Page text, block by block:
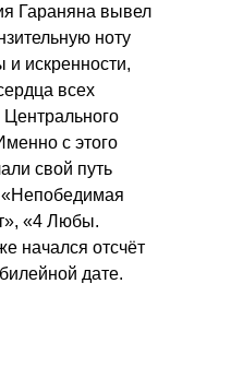
Гараняна вывел
ноту
и искренности,
всех
с этого
свой путь
«Непобедимая
«4 Любы.
начался отсчёт
дате.